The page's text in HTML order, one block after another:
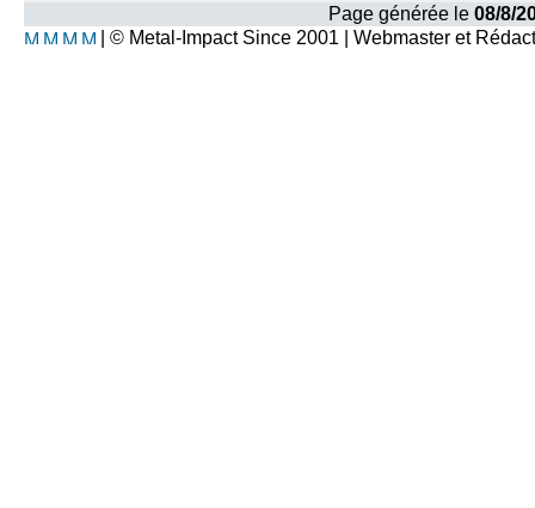
Page générée le 08/8/
| © Metal-Impact Since 2001 | Webmaster et